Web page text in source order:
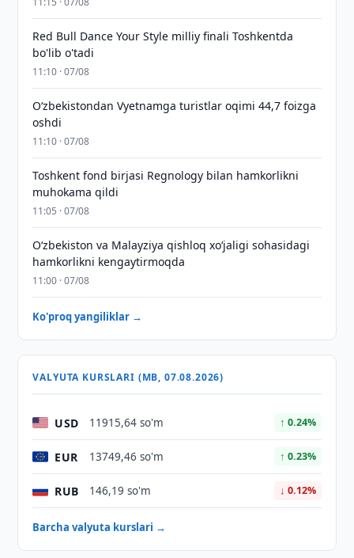
Red Bull Dance Your Style milliy finali Toshkentda
bo'lib o'tadi
11:10 · 07/08
O‘zbekistondan Vyetnamga turistlar oqimi 44,7 foizga
oshdi
11:10 · 07/08
Toshkent fond birjasi Regnology bilan hamkorlikni
muhokama qildi
11:05 · 07/08
Oʻzbekiston va Malayziya qishloq xoʻjaligi sohasidagi
hamkorlikni kengaytirmoqda
11:00 · 07/08
Ko'proq yangiliklar →
VALYUTA KURSLARI (MB, 07.08.2026)
USD 11915,64 so'm ↑ 0.24%
EUR 13749,46 so'm ↑ 0.23%
RUB 146,19 so'm ↓ 0.12%
Barcha valyuta kurslari →